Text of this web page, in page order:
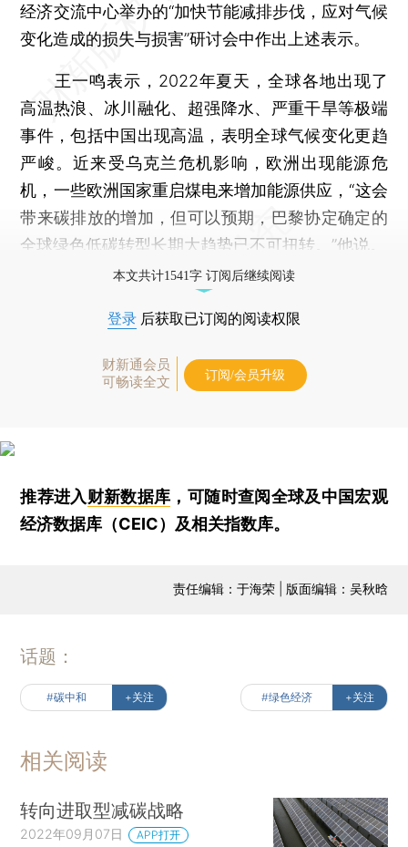
经济交流中心举办的“加快节能减排步伐，应对气候
变化造成的损失与损害”研讨会中作出上述表示。
王一鸣表示，2022年夏天，全球各地出现了
高温热浪、冰川融化、超强降水、严重干旱等极端
事件，包括中国出现高温，表明全球气候变化更趋
严峻。近来受乌克兰危机影响，欧洲出现能源危
机，一些欧洲国家重启煤电来增加能源供应，“这会
带来碳排放的增加，但可以预期，巴黎协定确定的
全球绿色低碳转型长期大趋势已不可扭转。”他说。
本文共计1541字 订阅后继续阅读
登录 后获取已订阅的阅读权限
财新通会员
可畅读全文
订阅/会员升级
推荐进入财新数据库 ，可随时查阅全球及中国宏观
经济数据库（CEIC）及相关指数库。
责任编辑：于海荣 | 版面编辑：吴秋晗
话题：
#碳中和 +关注 #绿色经济 +关注
相关阅读
转向进取型减碳战略
2022年09月07日 APP打开